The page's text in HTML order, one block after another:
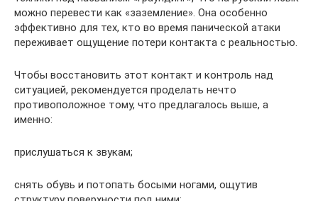
можно перевести как «заземление». Она особенно
эффективно для тех, кто во время панической атаки
переживает ощущение потери контакта с реальностью.
Чтобы восстановить этот контакт и контроль над
ситуацией, рекомендуется проделать нечто
противоположное тому, что предлагалось выше, а
именно:
прислушаться к звукам;
снять обувь и потопать босыми ногами, ощутив